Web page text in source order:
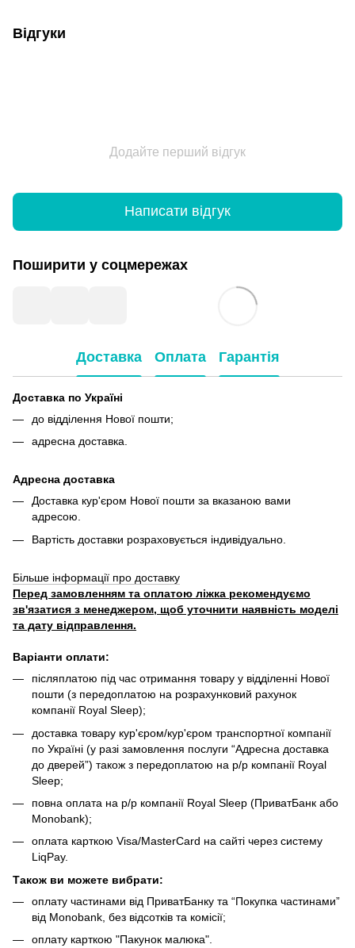
Відгуки
Додайте перший відгук
Написати відгук
Поширити у соцмережах
Доставка Оплата Гарантія
Доставка по Україні
до відділення Нової пошти;
адресна доставка.
Адресна доставка
Доставка кур'єром Нової пошти за вказаною вами
адресою.
Вартість доставки розраховується індивідуально.
Більше інформації про доставку
Перед замовленням та оплатою ліжка рекомендуємо
зв'язатися з менеджером, щоб уточнити наявність моделі
та дату відправлення.
Варіанти оплати:
післяплатою під час отримання товару у відділенні Нової
пошти (з передоплатою на розрахунковий рахунок
компанії Royal Sleep);
доставка товару кур'єром/кур'єром транспортної компанії
по Україні (у разі замовлення послуги “Адресна доставка
до дверей”) також з передоплатою на р/р компанії Royal
Sleep;
повна оплата на р/р компанії Royal Sleep (ПриватБанк або
Monobank);
оплата карткою Visa/MasterCard на сайті через систему
LiqPay.
Також ви можете вибрати:
оплату частинами від ПриватБанку та “Покупка частинами”
від Monobank, без відсотків та комісії;
оплату карткою "Пакунок малюка".